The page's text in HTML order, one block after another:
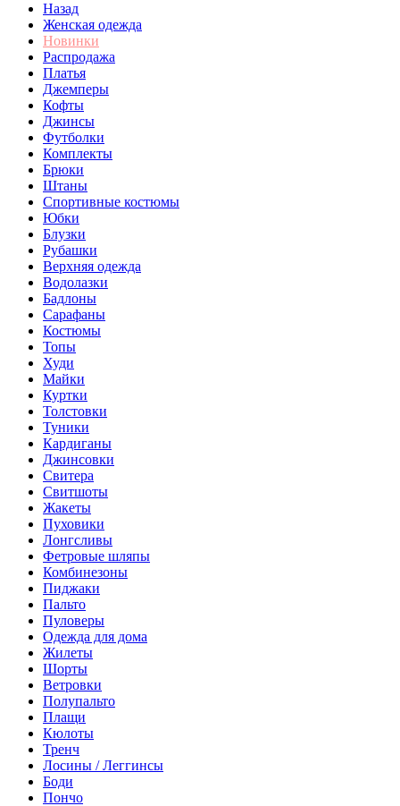
Назад
Женская одежда
Новинки
Распродажа
Платья
Джемперы
Кофты
Джинсы
Футболки
Комплекты
Брюки
Штаны
Спортивные костюмы
Юбки
Блузки
Рубашки
Верхняя одежда
Водолазки
Бадлоны
Сарафаны
Костюмы
Топы
Худи
Майки
Куртки
Толстовки
Туники
Кардиганы
Джинсовки
Свитера
Свитшоты
Жакеты
Пуховики
Лонгсливы
Фетровые шляпы
Комбинезоны
Пиджаки
Пальто
Пуловеры
Одежда для дома
Жилеты
Шорты
Ветровки
Полупальто
Плащи
Кюлоты
Тренч
Лосины / Леггинсы
Боди
Пончо